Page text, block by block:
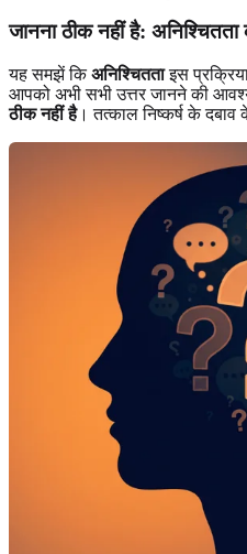
जानना ठीक नहीं है: अनिश्चितता
यह समझें किअनिश्चितताइस
आपको अभी सभी उत्तर जानने की
ठीक नहीं है। तत्काल निष्कर्ष के